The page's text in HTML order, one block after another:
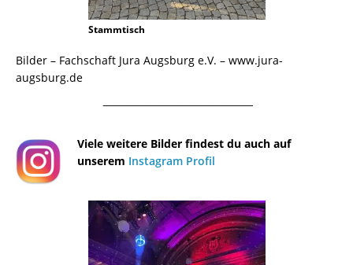
Stammtisch
Bilder – Fachschaft Jura Augsburg e.V. – www.jura-
augsburg.de
¯¯¯¯¯¯¯¯¯¯¯¯¯¯¯¯¯¯¯¯¯¯¯¯¯¯¯¯¯¯¯¯¯¯¯¯¯¯
Viele weitere Bilder findest du auch auf
unserem Instagram Profil